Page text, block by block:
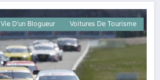
Vie D'un Blogueur Voitures De Tourisme